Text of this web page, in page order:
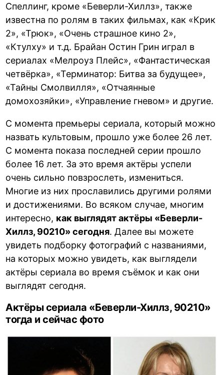
Спеллинг, кроме «Беверли-Хиллз», также
известна по ролям в таких фильмах, как «Крик
2», «Трюк», «Очень страшное кино 2»,
«Ктулху» и т.д. Брайан Остин Грин играл в
сериалах «Мелроуз Плейс», «Фантастическая
четвёрка», «Терминатор: Битва за будущее»,
«Тайны Смолвилля», «Отчаянные
домохозяйки», «Управление гневом» и другие.
С момента премьеры сериала, который можно
назвать культовым, прошло уже более 26 лет.
С момента показа последней серии прошло
более 16 лет. За это время актёры успели
очень сильно повзрослеть, измениться.
Многие из них прославились другими ролями
и достижениями. Во всяком случае, многим
интересно, как выглядят актёры «Беверли-
Хиллз, 90210» сегодня. Далее вы можете
увидеть подборку фотографий с названиями,
на которых можно увидеть, как выглядели
актёры сериала во время съёмок и как они
выглядят сегодня.
Актёры сериала «Беверли-Хиллз, 90210»
тогда и сейчас фото